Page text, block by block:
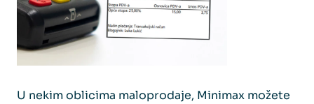
U nekim oblicima maloprodaje, Minimax možete